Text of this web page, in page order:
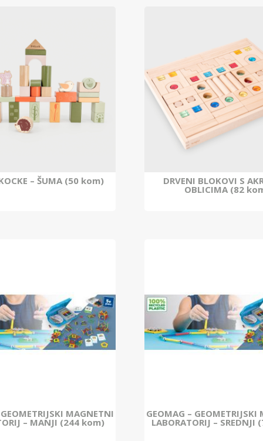
– ŠUMA (50 kom) DRVENI BLOKOVI S
OBLICIMA (82
MAGNETNI
– MANJI (244 kom)
GEOMAG – GEOMETRIJSKI
LABORATORIJ –